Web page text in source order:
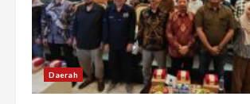
Daerah